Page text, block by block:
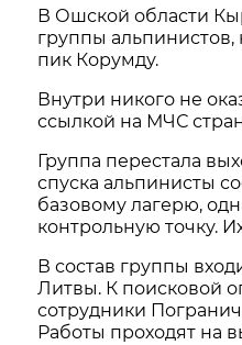
В Ошской области
группы
пик Корумду.
Внутри никого не
ссылкой на МЧС
Группа перестала
спуска альпинисты
базовому лагерю,
контрольную точку.
В состав группы
Литвы. К поисковой
сотрудники
Работы проходят на